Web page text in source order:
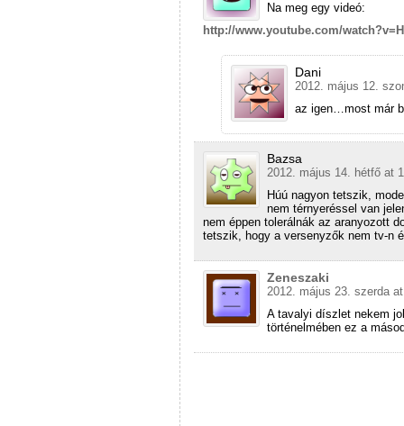
Na meg egy videó:
http://www.youtube.com/
Dani
2012. május 12.
az igen…most már
Bazsa
2012. május 14. hétfő at
Húú nagyon tetszik,
nem térnyeréssel van
nem éppen tolerálnák az aranyozott
tetszik, hogy a versenyzők nem tv-n
Zeneszaki
2012. május 23. szerda
A tavalyi díszlet nekem
történelmében ez a